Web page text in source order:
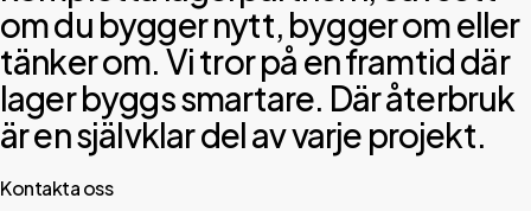
om du bygger nytt, bygger om eller
tänker om. Vi tror på en framtid där
lager byggs smartare. Där återbruk
är en självklar del av varje projekt.
Kontakta oss